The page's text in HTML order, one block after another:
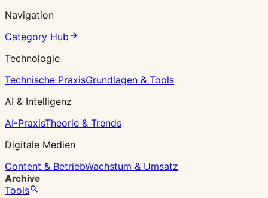
Navigation
Category Hub
Technologie
Technische PraxisGrundlagen & Tools
AI & Intelligenz
AI-PraxisTheorie & Trends
Digitale Medien
Content & BetriebWachstum & Umsatz
Archive
Tools